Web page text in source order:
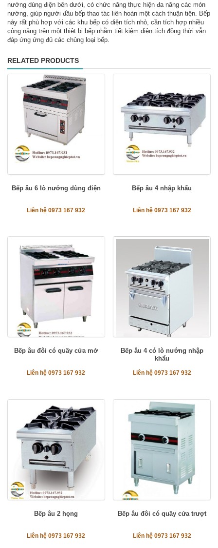
nướng dùng điện bên dưới, có chức năng thực hiện đa năng các món
nướng, giúp người đầu bếp thao tác liên hoàn một cách thuận tiện. Bếp
này rất phù hợp với các khu bếp có diện tích nhỏ, cần tích hợp nhiều
công năng trên một thiêt bị bếp nhằm tiết kiệm diện tích đồng thời vẫn
đáp ứng ứng đủ các chủng loại bếp.
RELATED PRODUCTS
Bếp âu 6 lò nướng dùng điện
Liên hệ 0973 167 932
Bếp âu 4 nhập khẩu
Liên hệ 0973 167 932
Bếp âu đôi có quầy cửa mở
Liên hệ 0973 167 932
Bếp âu 4 có lò nướng nhập
khẩu
Liên hệ 0973 167 932
Bếp âu 2 họng
Liên hệ 0973 167 932
Bếp âu đôi có quầy cửa trượt
Liên hệ 0973 167 932